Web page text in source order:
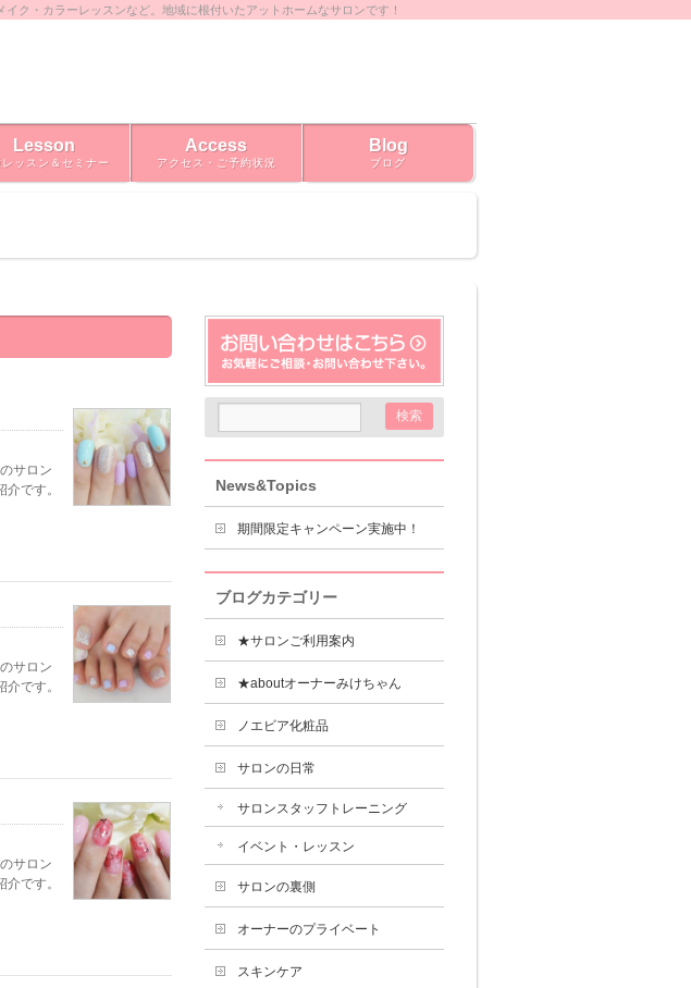
ク・カラーレッスンなど。地域に根付いたアットホームなサロンです！
Lesson
レッスン＆セミナー
Access
アクセス・ご予約状況
Blog
ブログ
サロン
です。
サロン
です。
サロン
です。
News&Topics
期間限定キャンペーン実施中！
ブログカテゴリー
★サロンご利用案内
★aboutオーナーみけちゃん
ノエビア化粧品
サロンの日常
サロンスタッフトレーニング
イベント・レッスン
サロンの裏側
オーナーのプライベート
スキンケア